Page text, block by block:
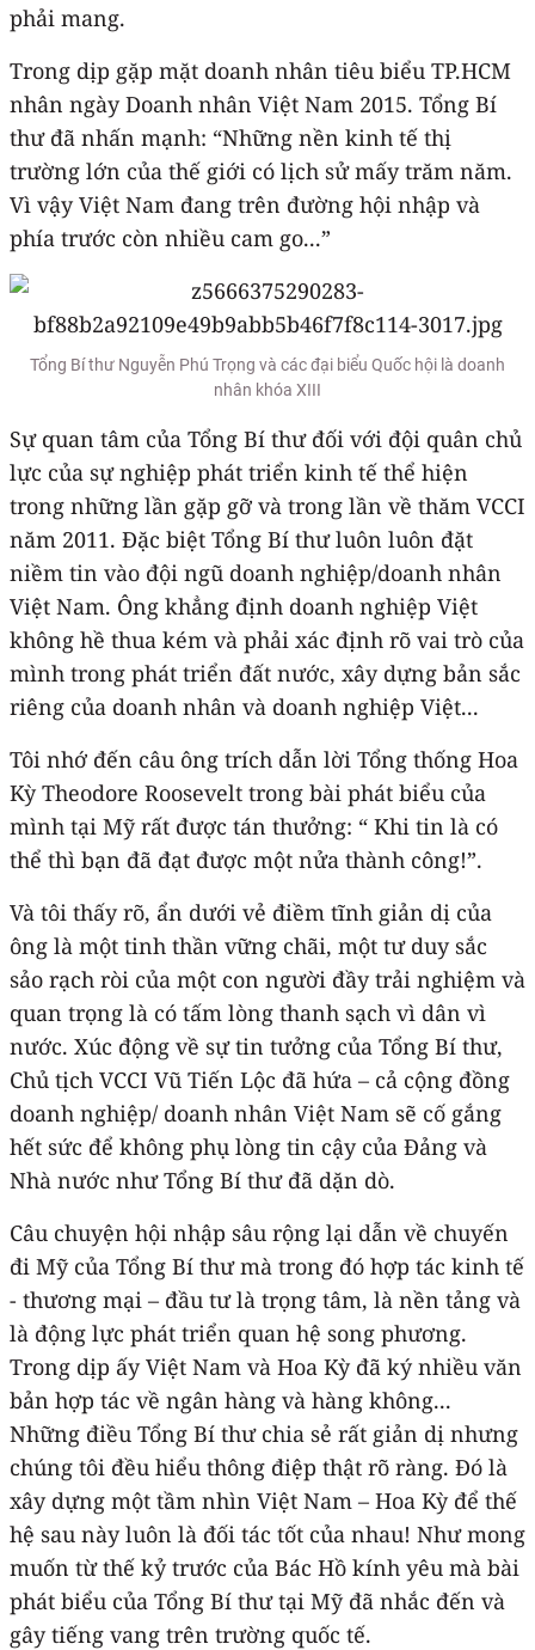
phải mang.
Trong dịp gặp mặt doanh nhân tiêu biểu TP.HCM
nhân ngày Doanh nhân Việt Nam 2015. Tổng Bí
thư đã nhấn mạnh: “Những nền kinh tế thị
trường lớn của thế giới có lịch sử mấy trăm năm.
Vì vậy Việt Nam đang trên đường hội nhập và
phía trước còn nhiều cam go...”
Tổng Bí thư Nguyễn Phú Trọng và các đại biểu Quốc hội là doanh
nhân khóa XIII
Sự quan tâm của Tổng Bí thư đối với đội quân chủ
lực của sự nghiệp phát triển kinh tế thể hiện
trong những lần gặp gỡ và trong lần về thăm VCCI
năm 2011. Đặc biệt Tổng Bí thư luôn luôn đặt
niềm tin vào đội ngũ doanh nghiệp/doanh nhân
Việt Nam. Ông khẳng định doanh nghiệp Việt
không hề thua kém và phải xác định rõ vai trò của
mình trong phát triển đất nước, xây dựng bản sắc
riêng của doanh nhân và doanh nghiệp Việt...
Tôi nhớ đến câu ông trích dẫn lời Tổng thống Hoa
Kỳ Theodore Roosevelt trong bài phát biểu của
mình tại Mỹ rất được tán thưởng: “ Khi tin là có
thể thì bạn đã đạt được một nửa thành công!”.
Và tôi thấy rõ, ẩn dưới vẻ điềm tĩnh giản dị của
ông là một tinh thần vững chãi, một tư duy sắc
sảo rạch ròi của một con người đầy trải nghiệm và
quan trọng là có tấm lòng thanh sạch vì dân vì
nước. Xúc động về sự tin tưởng của Tổng Bí thư,
Chủ tịch VCCI Vũ Tiến Lộc đã hứa – cả cộng đồng
doanh nghiệp/ doanh nhân Việt Nam sẽ cố gắng
hết sức để không phụ lòng tin cậy của Đảng và
Nhà nước như Tổng Bí thư đã dặn dò.
Câu chuyện hội nhập sâu rộng lại dẫn về chuyến
đi Mỹ của Tổng Bí thư mà trong đó hợp tác kinh tế
- thương mại – đầu tư là trọng tâm, là nền tảng và
là động lực phát triển quan hệ song phương.
Trong dịp ấy Việt Nam và Hoa Kỳ đã ký nhiều văn
bản hợp tác về ngân hàng và hàng không...
Những điều Tổng Bí thư chia sẻ rất giản dị nhưng
chúng tôi đều hiểu thông điệp thật rõ ràng. Đó là
xây dựng một tầm nhìn Việt Nam – Hoa Kỳ để thế
hệ sau này luôn là đối tác tốt của nhau! Như mong
muốn từ thế kỷ trước của Bác Hồ kính yêu mà bài
phát biểu của Tổng Bí thư tại Mỹ đã nhắc đến và
gây tiếng vang trên trường quốc tế.